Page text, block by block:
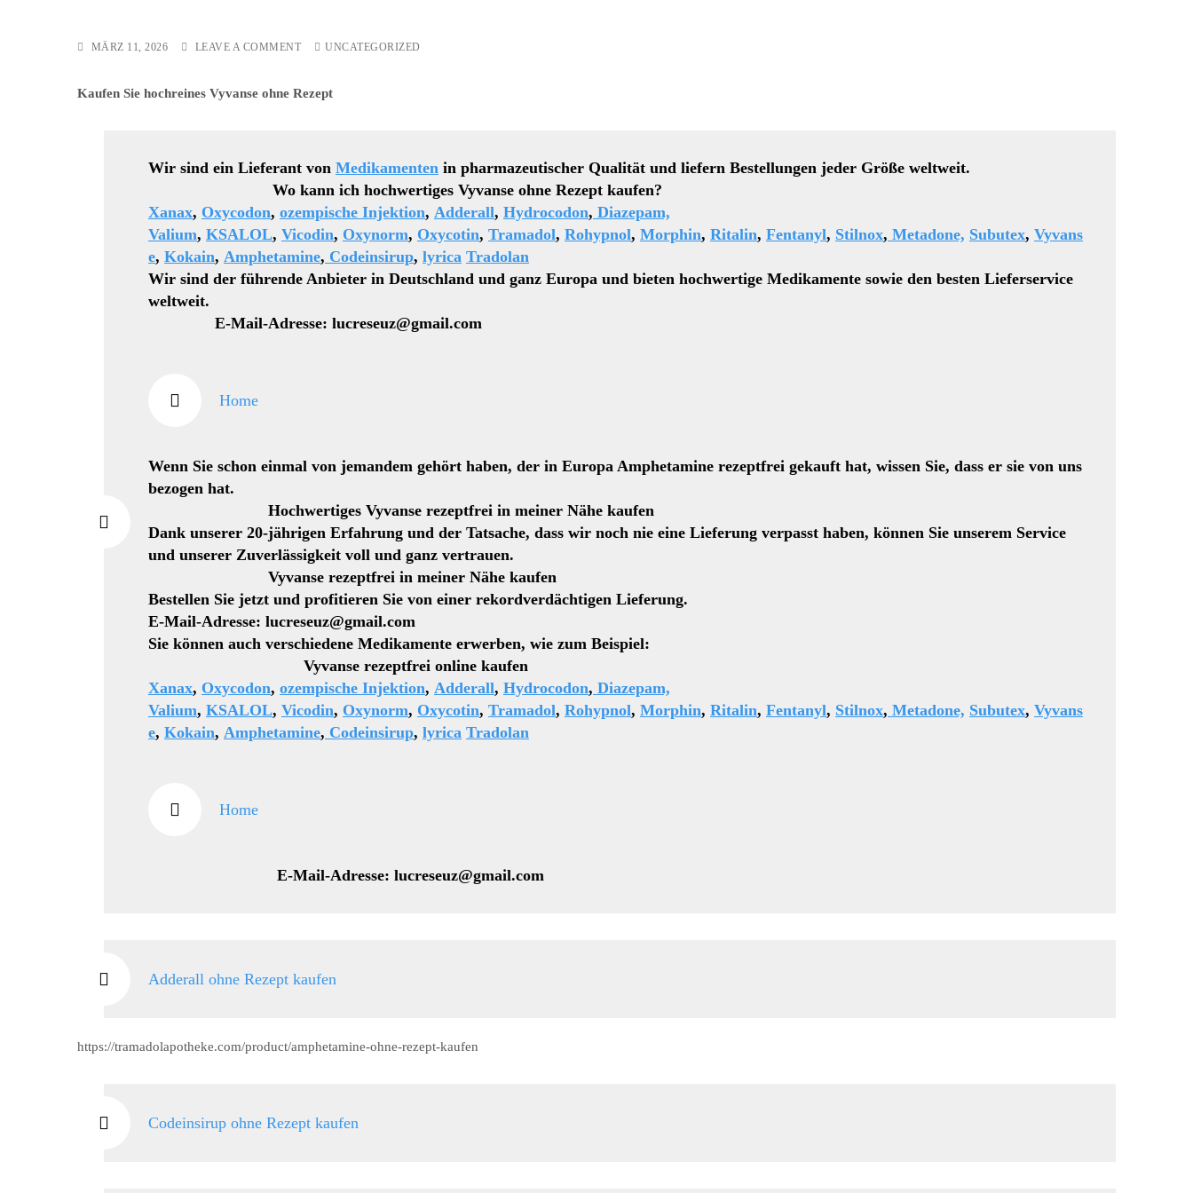
MÄRZ 11, 2026 LEAVE A COMMENTON
REZEPT
UNCATEGORIZED
Kaufen Sie hochreines Vyvanse ohne Rezept
Wir sind ein Lieferant von Medikamenten in pharmazeutischer Qualität und liefern Bestellungen jeder Größe weltweit.
Wo kann ich hochwertiges Vyvanse ohne Rezept kaufen?
Xanax, Oxycodon, ozempische Injektion, Adderall, Hydrocodon, Diazepam,
Valium, KSALOL, Vicodin, Oxynorm, Oxycotin, Tramadol, Rohypnol, Morphin, Ritalin, Fentanyl, Stilnox, Metadone, Subutex, Vyvans
e, Kokain, Amphetamine, Codeinsirup, lyrica Tradolan
Wir sind der führende Anbieter in Deutschland und ganz Europa und bieten hochwertige Medikamente sowie den besten Lieferservice
weltweit.
E-Mail-Adresse: lucreseuz@gmail.com
Home
Wenn Sie schon einmal von jemandem gehört haben, der in Europa Amphetamine rezeptfrei gekauft hat, wissen Sie, dass er sie von uns
bezogen hat.
Hochwertiges Vyvanse rezeptfrei in meiner Nähe kaufen
Dank unserer 20-jährigen Erfahrung und der Tatsache, dass wir noch nie eine Lieferung verpasst haben, können Sie unserem Service
und unserer Zuverlässigkeit voll und ganz vertrauen.
Vyvanse rezeptfrei in meiner Nähe kaufen
Bestellen Sie jetzt und profitieren Sie von einer rekordverdächtigen Lieferung.
E-Mail-Adresse: lucreseuz@gmail.com
Sie können auch verschiedene Medikamente erwerben, wie zum Beispiel:
Vyvanse rezeptfrei online kaufen
Xanax, Oxycodon, ozempische Injektion, Adderall, Hydrocodon, Diazepam,
Valium, KSALOL, Vicodin, Oxynorm, Oxycotin, Tramadol, Rohypnol, Morphin, Ritalin, Fentanyl, Stilnox, Metadone, Subutex, Vyvans
e, Kokain, Amphetamine, Codeinsirup, lyrica Tradolan
Home
E-Mail-Adresse: lucreseuz@gmail.com
Adderall ohne Rezept kaufen
https://tramadolapotheke.com/product/amphetamine-ohne-rezept-kaufen
Codeinsirup ohne Rezept kaufen